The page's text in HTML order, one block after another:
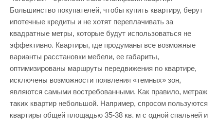
Большинство покупателей, чтобы купить квартиру, берут
ипотечные кредиты и не хотят переплачивать за
квадратные метры, которые будут использоваться не
эффективно. Квартиры, где продуманы все возможные
варианты расстановки мебели, ее габариты,
оптимизированы маршруты передвижения по квартире,
исключены возможности появления «темных» зон,
являются самыми востребованными. Как правило, метраж
таких квартир небольшой. Например, спросом пользуются
квартиры общей площадью 35-38 кв. м с одной спальней и